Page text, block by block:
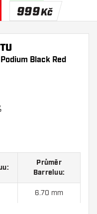
999Kč
Black Red
Průměr
Barreluu:
6.70 mm